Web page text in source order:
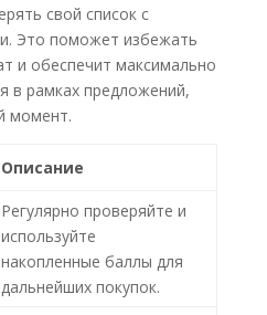
свой список с
Это поможет избежать
и обеспечит максимально
в рамках предложений,
момент.
Описание
Регулярно проверяйте и
используйте
накопленные баллы для
дальнейших покупок.